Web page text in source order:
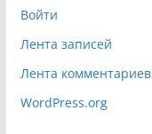
Войти
Лента записей
Лента комментариев
WordPress.org